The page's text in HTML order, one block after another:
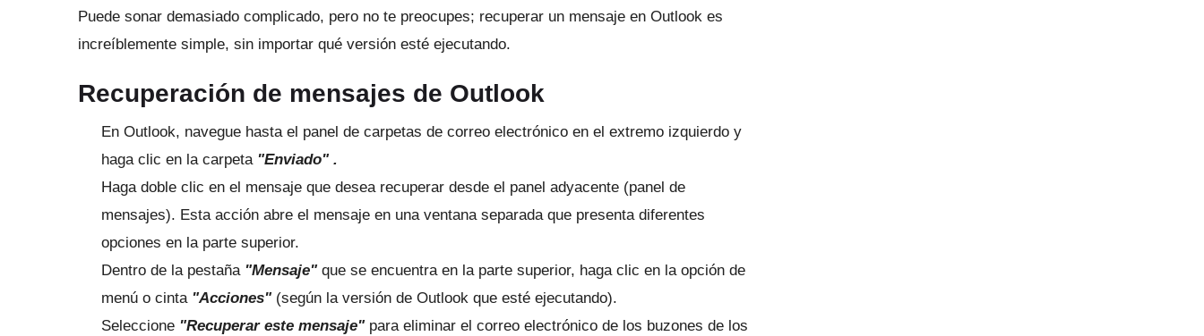
Puede sonar demasiado complicado, pero no te preocupes; recuperar un mensaje en Outlook es
increíblemente simple, sin importar qué versión esté ejecutando.
Recuperación de mensajes de Outlook
En Outlook, navegue hasta el panel de carpetas de correo electrónico en el extremo izquierdo y
haga clic en la carpeta "Enviado" .
Haga doble clic en el mensaje que desea recuperar desde el panel adyacente (panel de
mensajes). Esta acción abre el mensaje en una ventana separada que presenta diferentes
opciones en la parte superior.
Dentro de la pestaña "Mensaje" que se encuentra en la parte superior, haga clic en la opción de
menú o cinta "Acciones" (según la versión de Outlook que esté ejecutando).
Seleccione "Recuperar este mensaje" para eliminar el correo electrónico de los buzones de los